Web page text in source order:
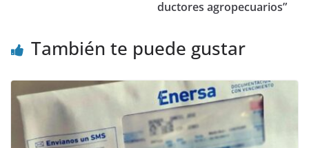
ductores agropecuarios”
También te puede gustar